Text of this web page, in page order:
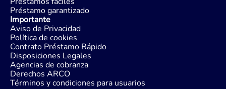
Préstamo garantizado
Importante
Aviso de Privacidad
Política de cookies
Contrato Préstamo Rápido
Disposiciones Legales
Agencias de cobranza
Derechos ARCO
Términos y condiciones para usuarios